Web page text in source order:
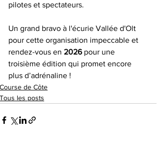
pilotes et spectateurs.
Un grand bravo à l'écurie Vallée d'Olt
pour cette organisation impeccable et
rendez-vous en 2026 pour une
troisième édition qui promet encore
plus d’adrénaline !
Course de Côte
Tous les posts